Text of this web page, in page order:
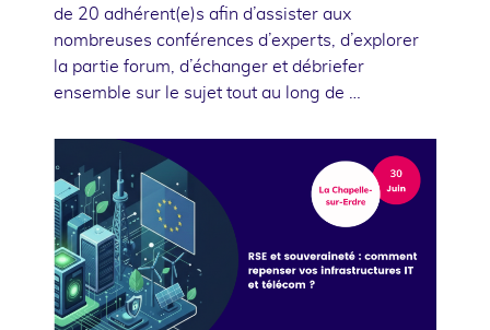
de 20 adhérent(e)s afin d’assister aux
nombreuses conférences d’experts, d’explorer
la partie forum, d’échanger et débriefer
ensemble sur le sujet tout au long de …